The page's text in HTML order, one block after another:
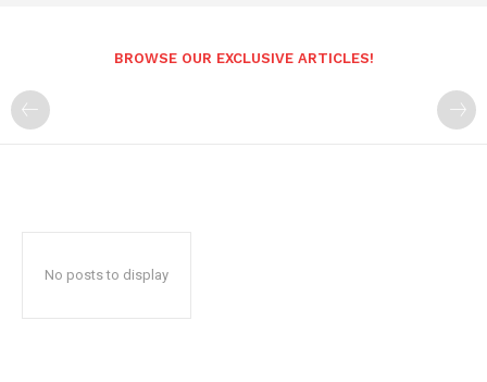
BROWSE OUR EXCLUSIVE ARTICLES!
No posts to display